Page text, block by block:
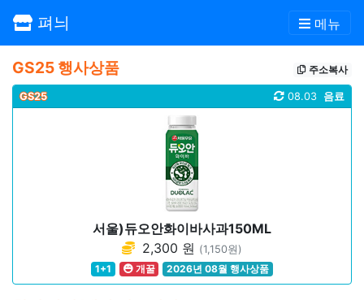
펴늬 메뉴
GS25 행사상품 주소복사
GS25 음료
08.03
서울)듀오안화이바사과150ML
2,300 원 (1,150원)
1+1
개꿀 2026년 08월 행사상품